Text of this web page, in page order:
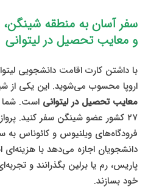
سفر آسان به منطقه شینگن،
و معایب تحصیل در لیتوانی
با داشتن کارت اقامت دانشجویی
اروپا محسوب می‌شوید. این یکی
معایب تحصیل در لیتوانی است. شما
۲۷ کشور عضو شینگن سفر کنید.
فرودگاه‌های ویلنیوس و کائوناس به
دانشجویان اجازه می‌دهد با
پاریس، رم یا برلین بگذرانند و
خود بسازند.